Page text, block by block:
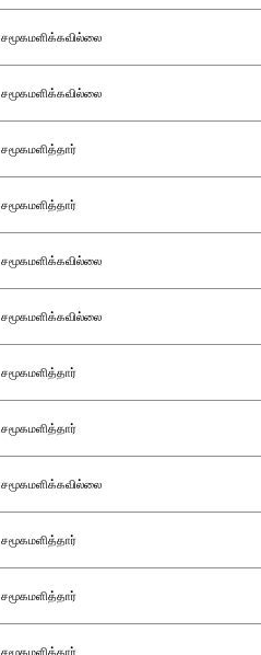
சமூகமளிக்கவில்லை
சமூகமளிக்கவில்லை
சமூகமளித்தார்
சமூகமளித்தார்
சமூகமளிக்கவில்லை
சமூகமளிக்கவில்லை
சமூகமளித்தார்
சமூகமளித்தார்
சமூகமளிக்கவில்லை
சமூகமளித்தார்
சமூகமளித்தார்
சமூகமளித்தார்